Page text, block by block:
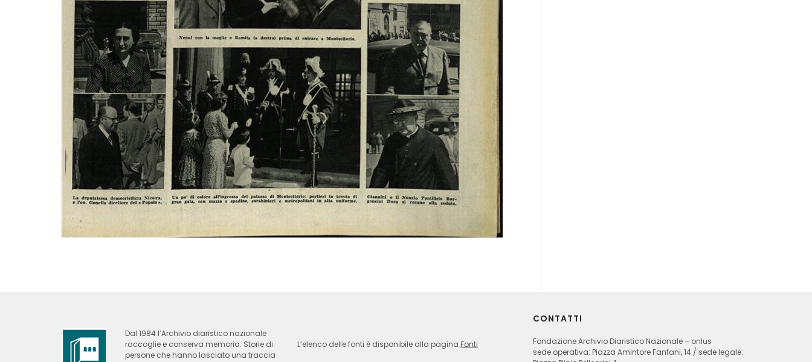
Dal 1984 l’Archivio diaristico nazionale
raccoglie e conserva memoria. Storie di
persone che hanno lasciato una traccia
L’elenco delle fonti è disponibile alla pagina Fonti
CONTATTI
Fondazione Archivio Diaristico Nazionale – onlus
sede operativa: Piazza Amintore Fanfani, 14 / sede legale: